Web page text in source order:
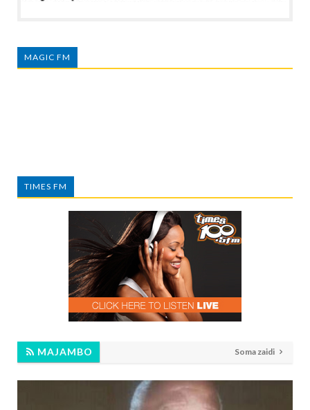
MAGIC FM
TIMES FM
MAJAMBO Soma zaidi